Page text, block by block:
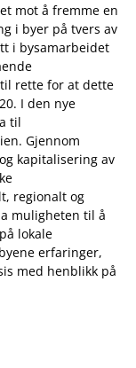
mot å fremme en
i byer på tvers av
i bysamarbeidet
til rette for at dette
I den nye
til
Gjennom
kapitalisering av
regionalt og
muligheten til å
lokale
erfaringer,
med henblikk på